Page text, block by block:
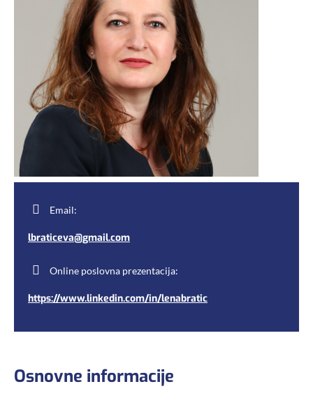
Email:
lbraticeva@gmail.com
Online poslovna prezentacija:
https://www.linkedin.com/in/lenabratic
Osnovne informacije